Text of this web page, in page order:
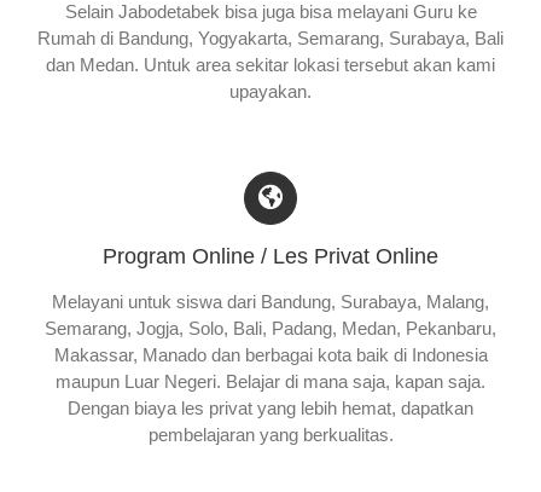
Selain Jabodetabek bisa juga bisa melayani Guru ke
Rumah di Bandung, Yogyakarta, Semarang, Surabaya, Bali
dan Medan. Untuk area sekitar lokasi tersebut akan kami
upayakan.
Program Online / Les Privat Online
Melayani untuk siswa dari Bandung, Surabaya, Malang,
Semarang, Jogja, Solo, Bali, Padang, Medan, Pekanbaru,
Makassar, Manado dan berbagai kota baik di Indonesia
maupun Luar Negeri. Belajar di mana saja, kapan saja.
Dengan biaya les privat yang lebih hemat, dapatkan
pembelajaran yang berkualitas.